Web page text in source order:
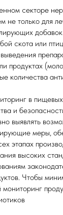
секторе
не только для
скота или
продуктах
количества
в
и
выявлять
меры,
этапах
высоких
Чтобы